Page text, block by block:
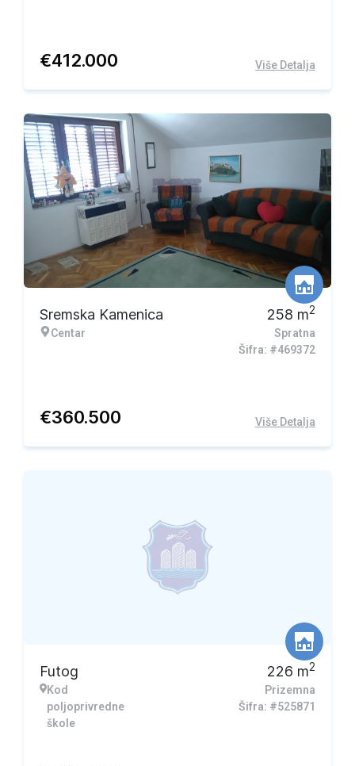
€412.000 Više Detalja
Sremska Kamenica
Centar
258 m2
Spratna
Šifra: #469372
€360.500 Više Detalja
Futog
Kod
poljoprivredne
škole
226 m2
Prizemna
Šifra: #525871